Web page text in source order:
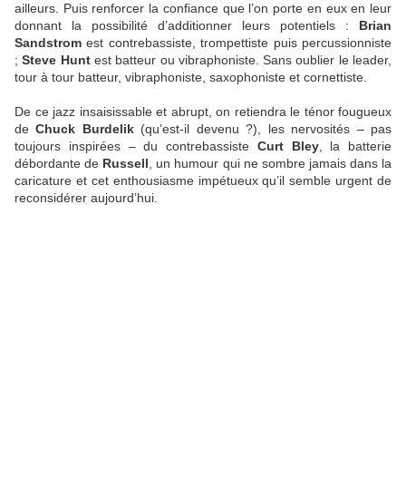
ailleurs. Puis renforcer la confiance que l’on porte en eux en leur
donnant la possibilité d’additionner leurs potentiels : Brian
Sandstrom est contrebassiste, trompettiste puis percussionniste
;Steve Huntest batteur ou vibraphoniste. Sans oublier le leader,
tour à tour batteur, vibraphoniste, saxophoniste et cornettiste.
De ce jazz insaisissable et abrupt, on retiendra le ténor fougueux
deChuck Burdelik(qu’est-il devenu ?), les nervosités – pas
toujours inspirées – du contrebassiste Curt Bley, la batterie
débordante de Russell , un humour qui ne sombre jamais dans la
caricature et cet enthousiasme impétueux qu’il semble urgent de
reconsidérer aujourd’hui.